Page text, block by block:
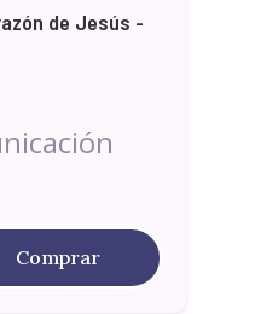
de Jesús -
Comprar